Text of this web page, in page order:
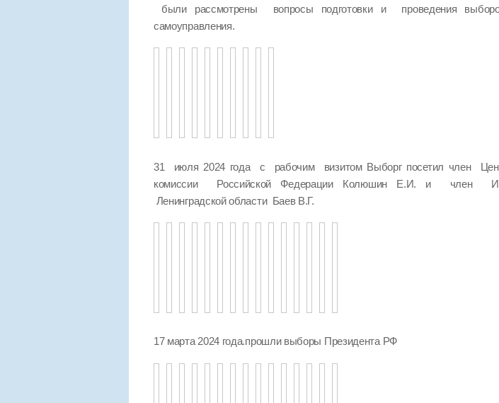
были рассмотрены вопросы подготовки и проведения
самоуправления.
31 июля 2024 года с рабочим визитом Выборг посетил член
комиссии Российской Федерации Колюшин Е.И. и член
Ленинградской области Баев В.Г.
17 марта 2024 года.прошли выборы Президента РФ